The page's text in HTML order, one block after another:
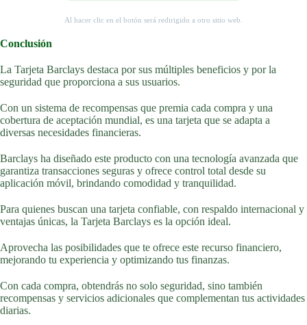
Al hacer clic en el botón será redirigido a otro sitio web.
Conclusión
La Tarjeta Barclays destaca por sus múltiples beneficios y por la
seguridad que proporciona a sus usuarios.
Con un sistema de recompensas que premia cada compra y una
cobertura de aceptación mundial, es una tarjeta que se adapta a
diversas necesidades financieras.
Barclays ha diseñado este producto con una tecnología avanzada que
garantiza transacciones seguras y ofrece control total desde su
aplicación móvil, brindando comodidad y tranquilidad.
Para quienes buscan una tarjeta confiable, con respaldo internacional y
ventajas únicas, la Tarjeta Barclays es la opción ideal.
Aprovecha las posibilidades que te ofrece este recurso financiero,
mejorando tu experiencia y optimizando tus finanzas.
Con cada compra, obtendrás no solo seguridad, sino también
recompensas y servicios adicionales que complementan tus actividades
diarias.